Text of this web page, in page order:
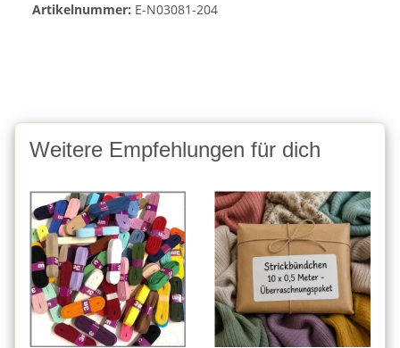
Artikelnummer: E-N03081-204
Weitere Empfehlungen für dich